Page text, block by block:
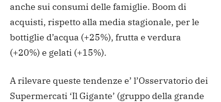
anche sui consumi delle famiglie. Boom di
acquisti, rispetto alla media stagionale, per le
bottiglie d’acqua (+25%), frutta e verdura
(+20%) e gelati (+15%).
A rilevare queste tendenze e’ l’Osservatorio dei
Supermercati ‘Il Gigante’ (gruppo della grande